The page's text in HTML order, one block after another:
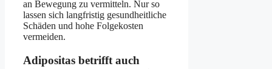
an Bewegung zu vermitteln. Nur so
lassen sich langfristig gesundheitliche
Schäden und hohe Folgekosten
vermeiden.
Adipositas betrifft auch